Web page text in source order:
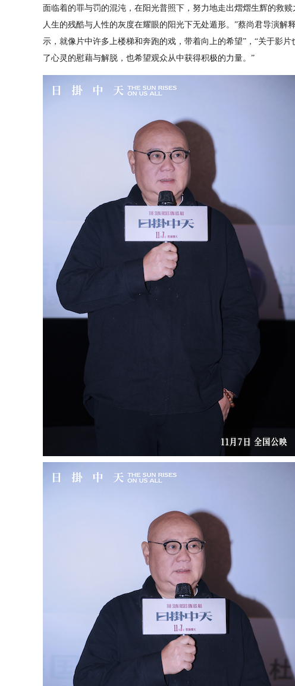
面临着的罪与罚的混沌，在阳光普照下，努力地走出熠熠生辉的救
人生的残酷与人性的灰度在耀眼的阳光下无处遁形。”蔡尚君导演解
示，就像片中许多上楼梯和奔跑的戏，带着向上的希望”，“关于影
了心灵的慰藉与解脱，也希望观众从中获得积极的力量。”